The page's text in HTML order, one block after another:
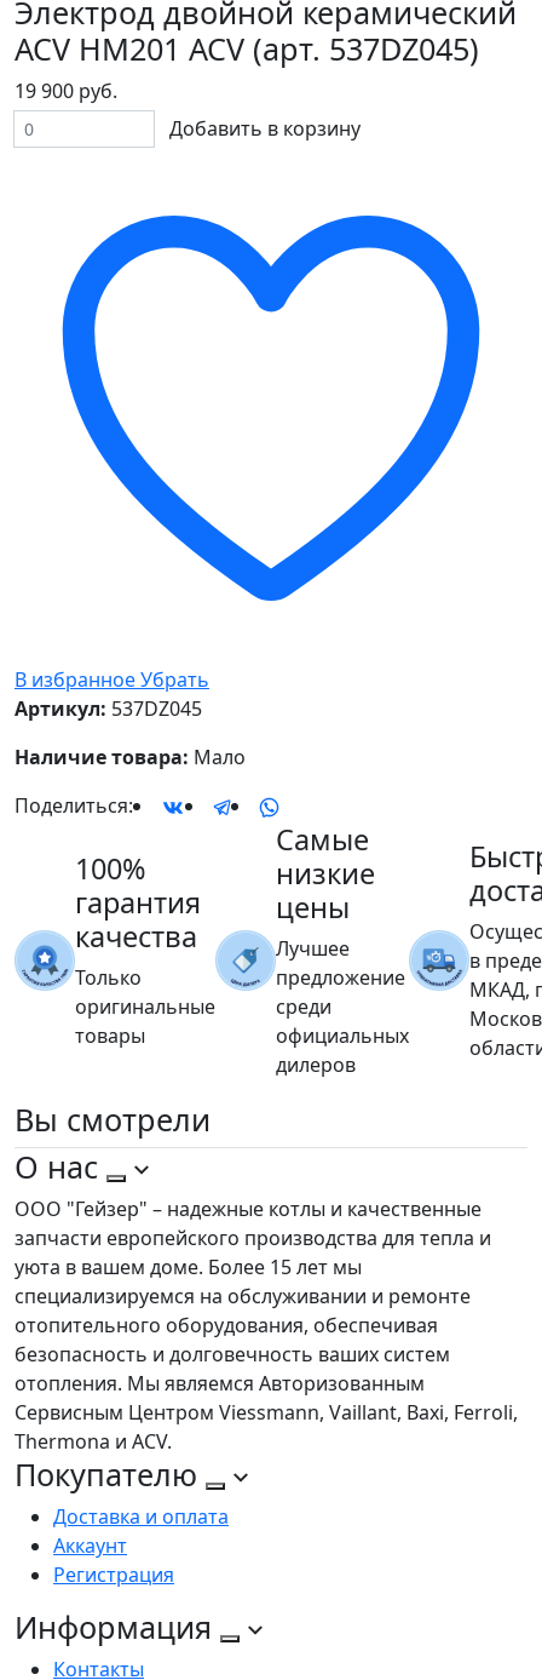
Электрод двойной керамический
ACV HM201 ACV (арт. 537DZ045)
19 900 руб.
Добавить в корзину
В избранноеУбрать
Артикул: 537DZ045
Наличие товара: Мало
Поделиться:
100%
гарантия
качества
Только
оригинальные
товары
Самые
низкие
цены
Лучшее
предложение
среди
официальных
дилеров
в
МКАД,
Вы смотрели
О нас
ООО "Гейзер" – надежные котлы и качественные
запчасти европейского производства для тепла и
уюта в вашем доме. Более 15 лет мы
специализируемся на обслуживании и ремонте
отопительного оборудования, обеспечивая
безопасность и долговечность ваших систем
отопления. Мы являемся Авторизованным
Сервисным Центром Viessmann, Vaillant, Baxi, Ferroli,
Thermona и ACV.
Покупателю
Доставка и оплата
Аккаунт
Регистрация
Информация
Контакты